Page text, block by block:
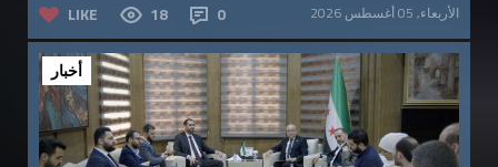
LIKE 18 0 الأربعاء, 05 أغسطس 2026
أخبار